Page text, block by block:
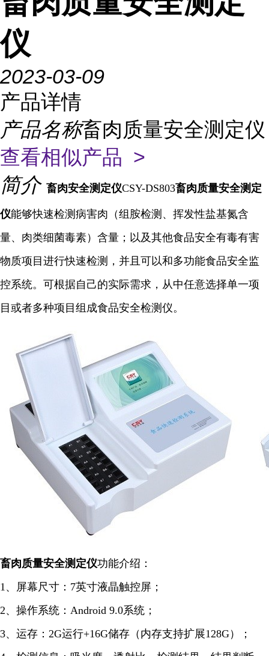
仪
2023-03-09
产品详情
产品名称畜肉质量安全测定仪
查看相似产品 >
简介 畜肉安全测定仪CSY-DS803畜肉质量安全测定
仪能够快速检测病害肉（组胺检测、挥发性盐基氮含
量、肉类细菌毒素）含量；以及其他食品安全有毒有害
物质项目进行快速检测，并且可以和多功能食品安全监
控系统。可根据自己的实际需求，从中任意选择单一项
目或者多种项目组成食品安全检测仪。
畜肉质量安全测定仪功能介绍：
1、屏幕尺寸：7英寸液晶触控屏；
2、操作系统：Android 9.0系统；
3、运存：2G运行+16G储存（内存支持扩展128G）；